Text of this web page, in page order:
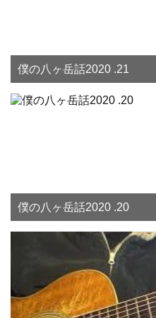
僕の八ヶ岳話2020 .21
僕の八ヶ岳話2020 .20